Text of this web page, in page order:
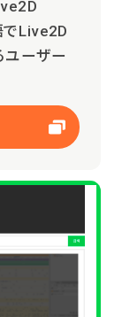
でLive2D
ユーザー